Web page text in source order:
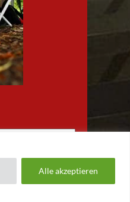
Alle akzeptieren
AUGSBURGER EV